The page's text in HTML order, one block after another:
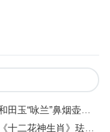
壶！-和田玉鼻烟壶怎样鉴定
珐琅鼻烟壶-张同禄景泰蓝拍卖